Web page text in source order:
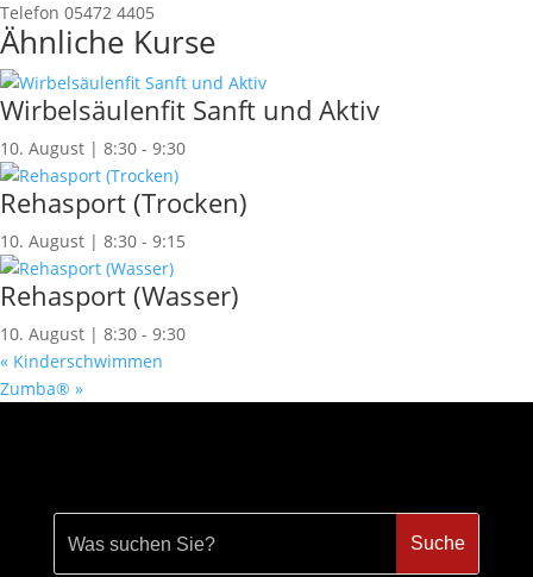
Telefon 05472 4405
Ähnliche Kurse
Wirbelsäulenfit Sanft und Aktiv
10. August | 8:30 - 9:30
Rehasport (Trocken)
10. August | 8:30 - 9:15
Rehasport (Wasser)
10. August | 8:30 - 9:30
« Kinderschwimmen
Zumba® »